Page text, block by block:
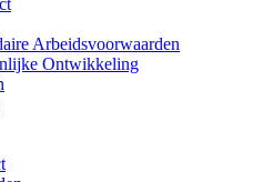
Arbeidsvoorwaarden
Ontwikkeling